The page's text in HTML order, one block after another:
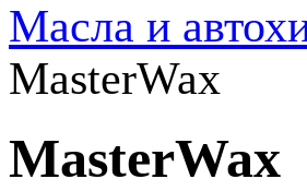
Масла и
MasterWax
MasterWax